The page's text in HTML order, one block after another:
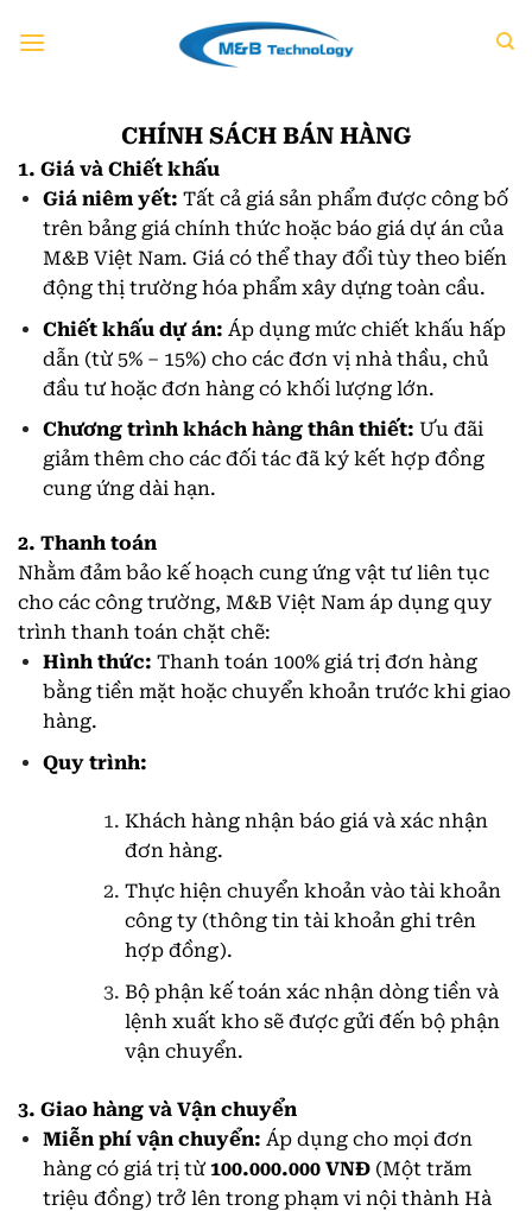
đến
CHÍNH SÁCH BÁN HÀNG
1. Giá và Chiết khấu
Giá niêm yết: Tất cả giá sản phẩm được công bố
trên bảng giá chính thức hoặc báo giá dự án của
M&B Việt Nam. Giá có thể thay đổi tùy theo biến
động thị trường hóa phẩm xây dựng toàn cầu.
Chiết khấu dự án: Áp dụng mức chiết khấu hấp
dẫn (từ 5% – 15%) cho các đơn vị nhà thầu, chủ
đầu tư hoặc đơn hàng có khối lượng lớn.
Chương trình khách hàng thân thiết: Ưu đãi
giảm thêm cho các đối tác đã ký kết hợp đồng
cung ứng dài hạn.
2. Thanh toán
Nhằm đảm bảo kế hoạch cung ứng vật tư liên tục
cho các công trường, M&B Việt Nam áp dụng quy
trình thanh toán chặt chẽ:
Hình thức: Thanh toán 100% giá trị đơn hàng
bằng tiền mặt hoặc chuyển khoản trước khi giao
hàng.
Quy trình:
Khách hàng nhận báo giá và xác nhận
đơn hàng.
Thực hiện chuyển khoản vào tài khoản
công ty (thông tin tài khoản ghi trên
hợp đồng).
Bộ phận kế toán xác nhận dòng tiền và
lệnh xuất kho sẽ được gửi đến bộ phận
vận chuyển.
3. Giao hàng và Vận chuyển
Miễn phí vận chuyển: Áp dụng cho mọi đơn
hàng có giá trị từ 100.000.000 VNĐ(Một trăm
triệu đồng) trở lên trong phạm vi nội thành Hà